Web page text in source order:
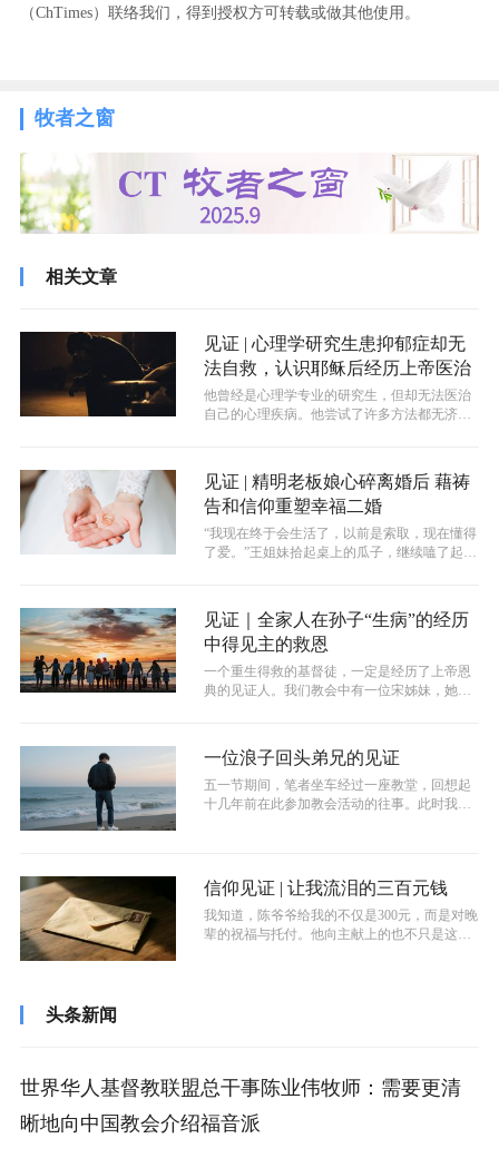
（ChTimes）联络我们，得到授权方可转载或做其他使用。
牧者之窗
相关文章
见证 | 心理学研究生患抑郁症却无
法自救，认识耶稣后经历上帝医治
他曾经是心理学专业的研究生，但却无法医治
自己的心理疾病。他尝试了许多方法都无济于
见证 | 精明老板娘心碎离婚后 藉祷
告和信仰重塑幸福二婚
“我现在终于会生活了，以前是索取，现在懂得
了爱。”王姐妹拾起桌上的瓜子，继续嗑了起
见证｜全家人在孙子“生病”的经历
中得见主的救恩
一个重生得救的基督徒，一定是经历了上帝恩
典的见证人。我们教会中有一位宋姊妹，她在
一位浪子回头弟兄的见证
五一节期间，笔者坐车经过一座教堂，回想起
十几年前在此参加教会活动的往事。此时我忽
信仰见证 | 让我流泪的三百元钱
​我知道，陈爷爷给我的不仅是300元，而是对晚
辈的祝福与托付。他向主献上的也不只是这一
头条新闻
世界华人基督教联盟总干事陈业伟牧师：需要更清
晰地向中国教会介绍福音派